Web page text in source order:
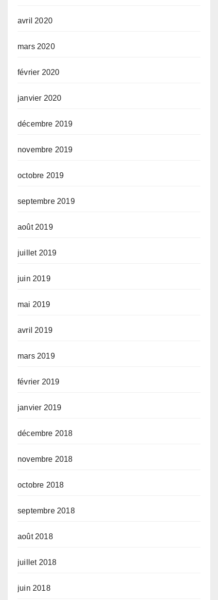
avril 2020
mars 2020
février 2020
janvier 2020
décembre 2019
novembre 2019
octobre 2019
septembre 2019
août 2019
juillet 2019
juin 2019
mai 2019
avril 2019
mars 2019
février 2019
janvier 2019
décembre 2018
novembre 2018
octobre 2018
septembre 2018
août 2018
juillet 2018
juin 2018